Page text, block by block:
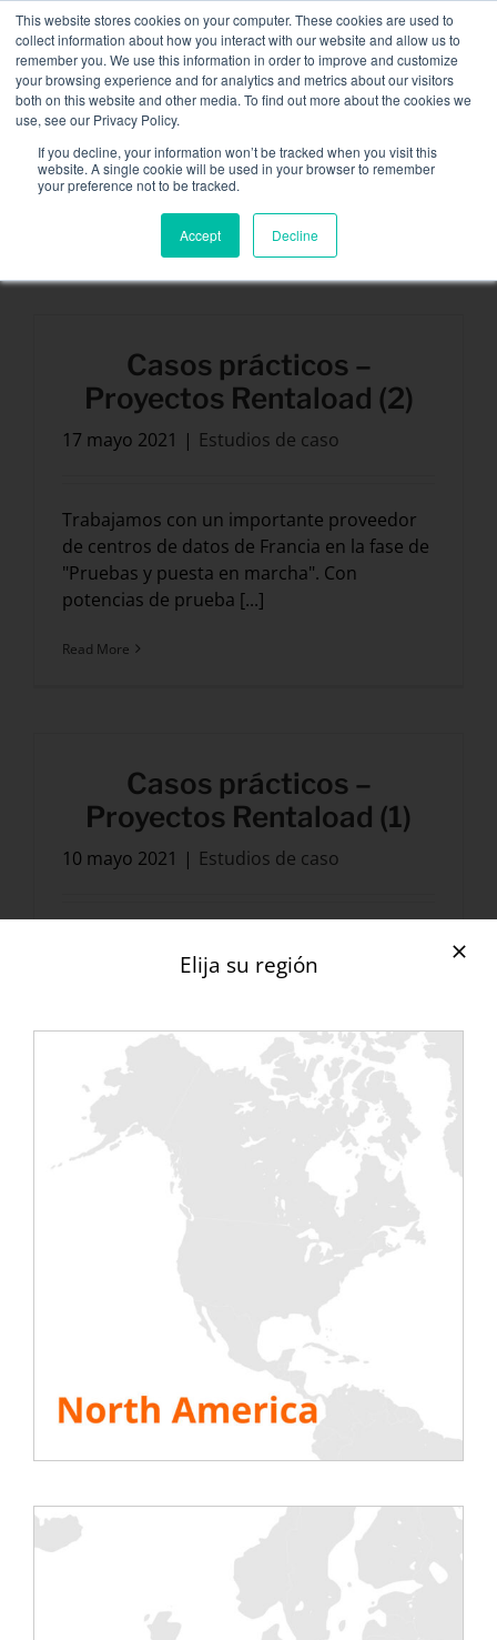
This website stores cookies on your computer. These cookies are used to
collect information about how you interact with our website and allow us to
remember you. We use this information in order to improve and customize
your browsing experience and for analytics and metrics about our visitors
both on this website and other media. To find out more about the cookies we
use, see our Privacy Policy.
If you decline, your information won’t be tracked when you visit this
website. A single cookie will be used in your browser to remember
your preference not to be tracked.
Accept Decline
content
NUEVA FLOTA: bancos de carga de 3,5 MW / MVA
disponibles,más información aquí.
CONTACTAR
Toggle
Servicios asociados
Secteurs et solutions
Compañía
Contactar
Calendario
Search
for:
Casos prácticos –
Proyectos Rentaload (2)
17 mayo 2021 | Estudios de caso
Trabajamos con un importante proveedor
de centros de datos de Francia en la fase de
"Pruebas y puesta en marcha". Con
potencias de prueba [...]
Read More
Casos prácticos –
Proyectos Rentaload (1)
10 mayo 2021 | Estudios de caso
proveedores europeos de centros de datos
Read More
Un Caso de Éxito con
nuestro socio H&N para la
Puesta en Marcha de un
Centro de Datos
Estudios de caso
¡Bancos de carga montados en bastidor
para la puesta en marcha del centro de
Alemania, [...]
Read More
Elija su región